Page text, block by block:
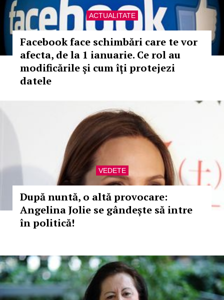
ACTUALITATE
Facebook face schimbări care te vor
afecta, de la 1 ianuarie. Ce rol au
modificările şi cum îţi protejezi
datele
VEDETE
După nuntă, o altă provocare:
Angelina Jolie se gândește să intre
în politică!